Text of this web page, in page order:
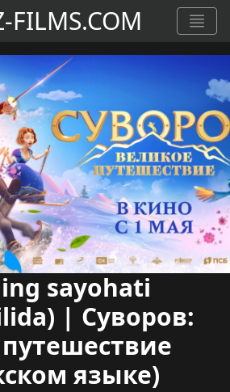
FILMS.COM
sayohati
| Суворов:
языке)